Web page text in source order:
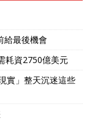
最後機會
耗資2750億美元
實」整天沉迷這些